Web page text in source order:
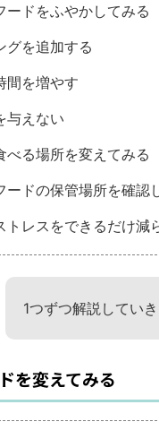
ードをふやかしてみる
グを追加する
間を増やす
与えない
べる場所を変えてみる
ードの保管場所を確認
トレスをできるだけ減
1つずつ解説していき
を変えてみる